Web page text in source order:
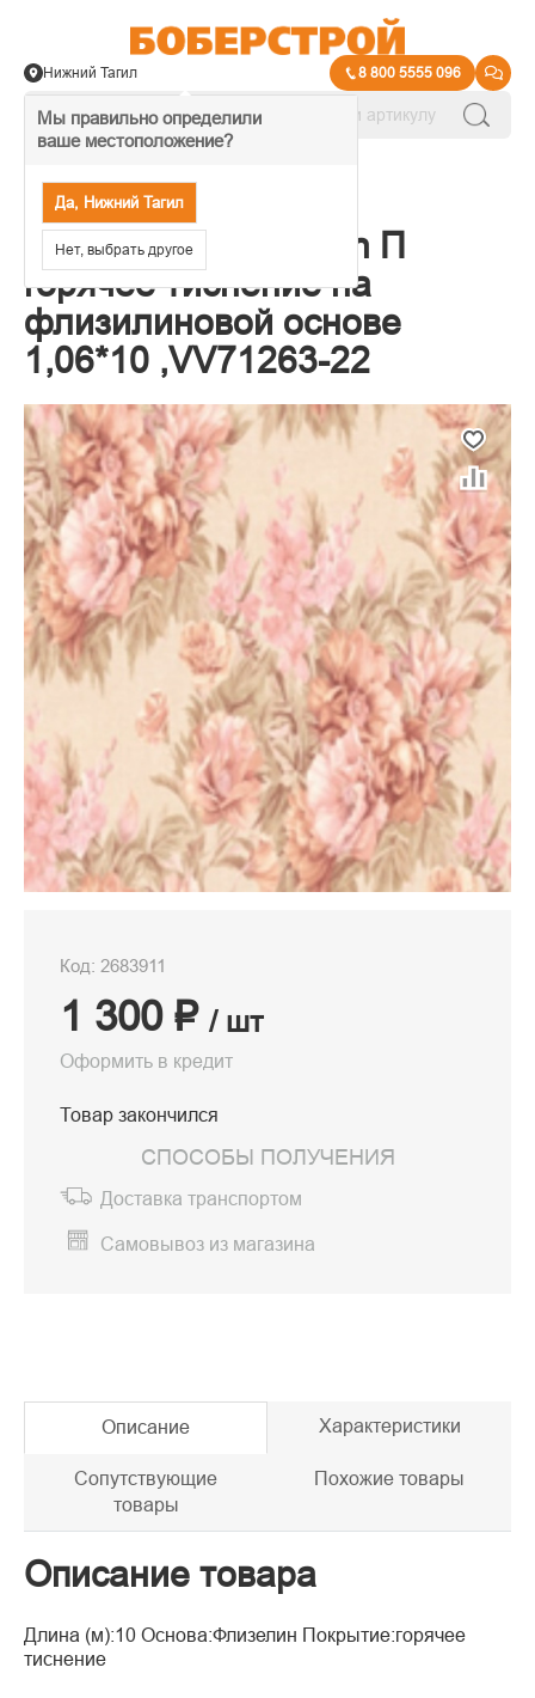
Мы правильно определили
ваше местоположение?
Да, Нижний Тагил
Нет, выбрать другое
Нижний Тагил 8 800 5555 096
Обои VOG Collection П
горячее тиснение на
флизилиновой основе
1,06*10 ,VV71263-22
Код: 2683911
1 300 ₽ / шт
Оформить в кредит
Товар закончился
СПОСОБЫ ПОЛУЧЕНИЯ
Доставка транспортом
Самовывоз из магазина
Описание Характеристики
Сопутствующие
товары
Похожие товары
Описание товара
Длина (м):10 Основа:Флизелин Покрытие:горячее
тиснение